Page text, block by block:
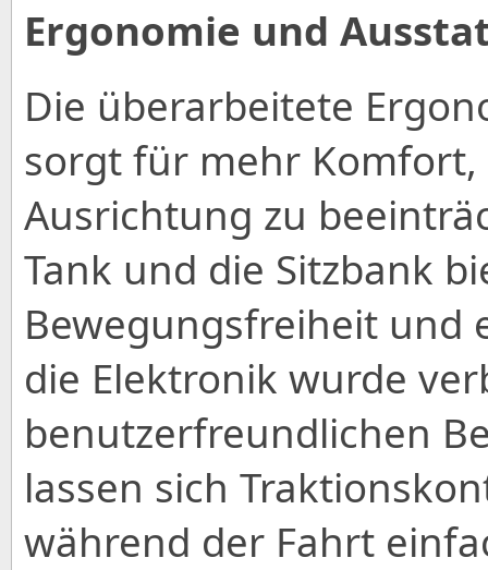
Ergonomie und
Die überarbeitete
sorgt für mehr
Ausrichtung zu
Tank und die Sitzbank
Bewegungsfreiheit und
die Elektronik wurde
benutzerfreundlichen
lassen sich
während der Fahrt